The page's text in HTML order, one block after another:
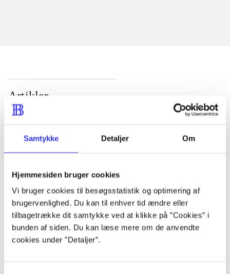
Samtykke Detaljer Om
Hjemmesiden bruger cookies
Vi bruger cookies til besøgsstatistik og optimering af
brugervenlighed. Du kan til enhver tid ændre eller
tilbagetrække dit samtykke ved at klikke på ”Cookies” i
bunden af siden. Du kan læse mere om de anvendte
cookies under ”Detaljer”.
Artikler
Alle registrerede artikler fordelt på udgivelser
...
...
...